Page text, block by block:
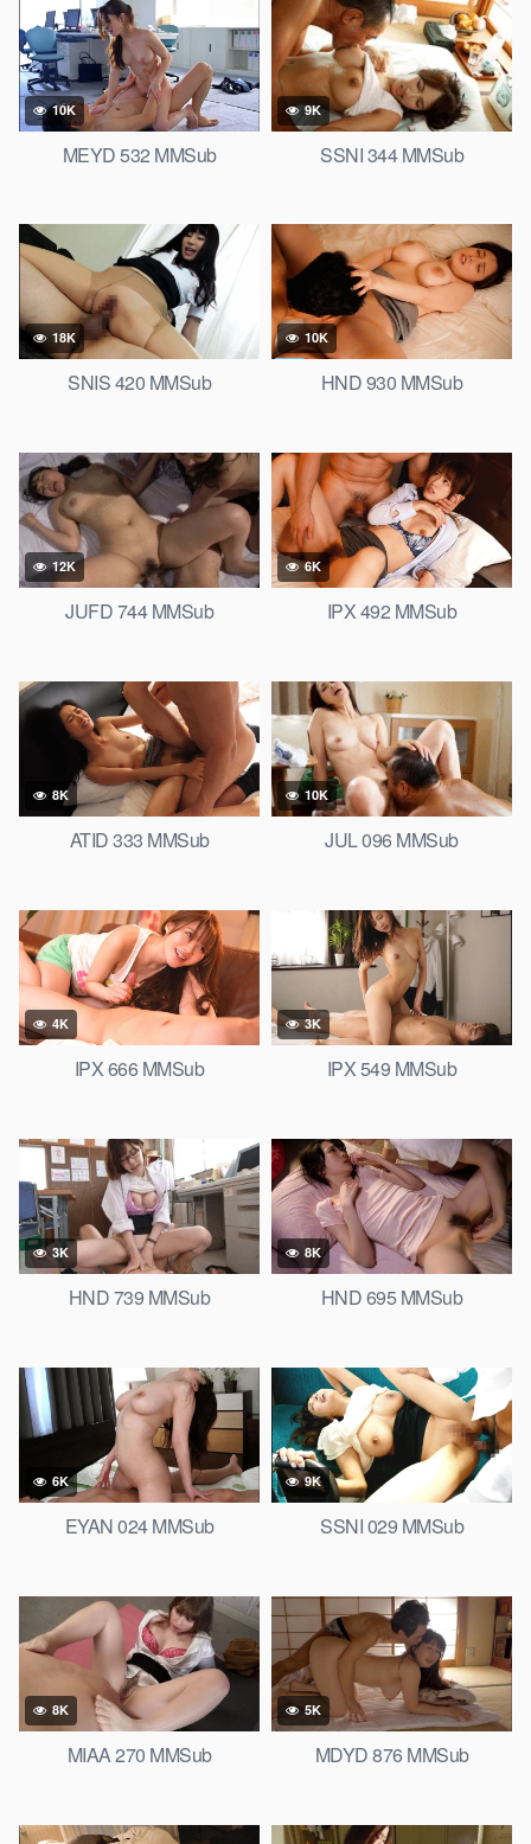
10K
MEYD 532 MMSub
9K
SSNI 344 MMSub
18K
SNIS 420 MMSub
10K
HND 930 MMSub
12K
JUFD 744 MMSub
6K
IPX 492 MMSub
8K
ATID 333 MMSub
10K
JUL 096 MMSub
4K
IPX 666 MMSub
3K
IPX 549 MMSub
3K
HND 739 MMSub
8K
HND 695 MMSub
6K
EYAN 024 MMSub
9K
SSNI 029 MMSub
8K
MIAA 270 MMSub
5K
MDYD 876 MMSub